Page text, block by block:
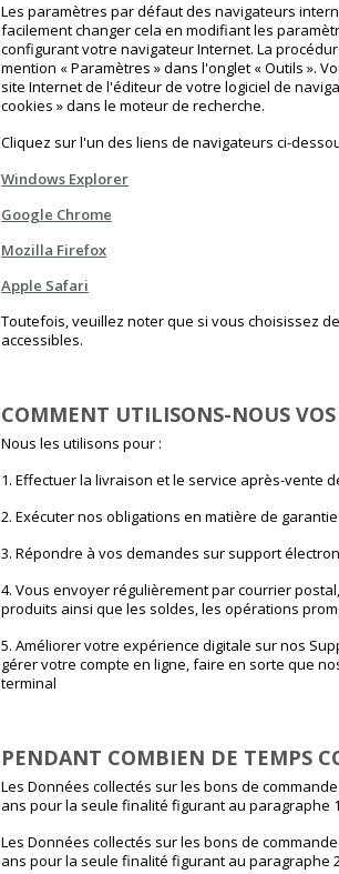
Les paramètres par défaut des navigateurs
facilement changer cela en modifiant les
configurant votre navigateur Internet. La
mention « Paramètres » dans l'onglet « Outils ».
site Internet de l'éditeur de votre logiciel de
cookies » dans le moteur de recherche.
Cliquez sur l'un des liens de navigateurs ci-
Windows Explorer
Google Chrome
Mozilla Firefox
Apple Safari
Toutefois, veuillez noter que si vous choisissez
accessibles.
COMMENT UTILISONS-NOUS
Nous les utilisons pour :
1. Effectuer la livraison et le service après-vente
2. Exécuter nos obligations en matière de
3. Répondre à vos demandes sur support
4. Vous envoyer régulièrement par courrier
produits ainsi que les soldes, les opérations
5. Améliorer votre expérience digitale sur nos
gérer votre compte en ligne, faire en sorte que
terminal
PENDANT COMBIEN DE TEMPS
Les Données collectés sur les bons de
ans pour la seule finalité figurant au paragraphe
Les Données collectés sur les bons de
ans pour la seule finalité figurant au paragraphe